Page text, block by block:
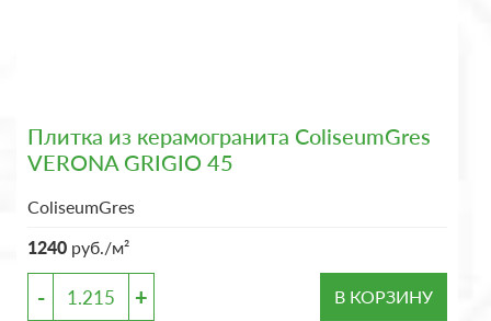
Плитка из керамогранита ColiseumGres
VERONA GRIGIO 45
ColiseumGres
1240 руб./м²
- + В КОРЗИНУ